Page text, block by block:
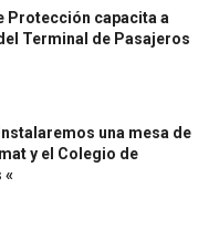
Protección capacita a
Terminal de Pasajeros
una mesa de
y el Colegio de
«